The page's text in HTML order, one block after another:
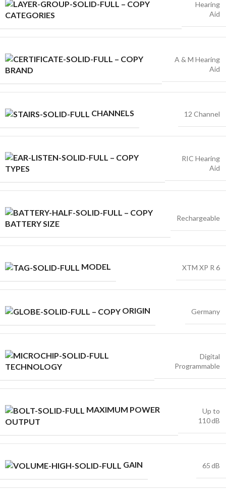
CATEGORIES
Hearing
Aid
BRAND
A & M Hearing
Aid
CHANNELS 12 Channel
TYPES
RIC Hearing
Aid
BATTERY SIZE
Rechargeable
MODEL XTM XP R 6
ORIGIN Germany
TECHNOLOGY
Digital
Programmable
MAXIMUM POWER
OUTPUT
Up to
110 dB
GAIN 65 dB